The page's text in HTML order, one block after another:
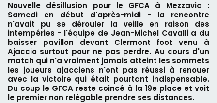
Nouvelle désillusion pour le GFCA à Mezzavia :
Samedi en début d'après-midi - la rencontre
n'avait pu se dérouler la veille en raison des
intempéries - l'équipe de Jean-Michel Cavalli a du
baisser pavillon devant Clermont foot venu à
Ajaccio surtout pour ne pas perdre. Au cours d'un
match qui n'a vraiment jamais atteint les sommets
les joueurs ajacciens n'ont pas réussi à renouer
avec la victoire qui était pourtant indispensable.
Du coup le GFCA reste coincé à la 19e place et voit
le premier non relégable prendre ses distances.